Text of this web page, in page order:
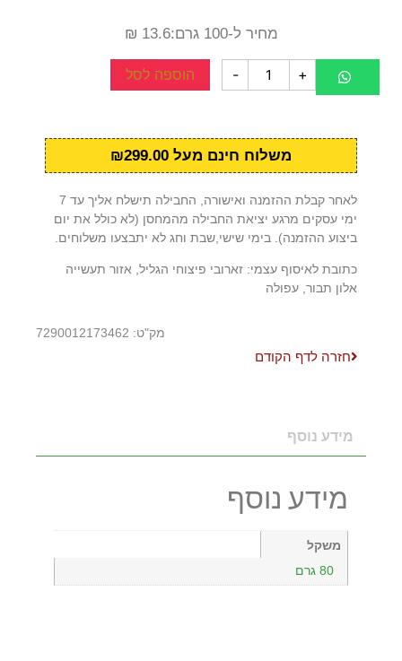
מחיר ל-100 גרם:13.6 ₪
- + הוספה לסל
משלוח חינם מעל ₪299.00
לאחר קבלת ההזמנה ואישורה, החבילה תישלח אליך עד 7
ימי עסקים מרגע יציאת החבילה מהמחסן (לא כולל את יום
ביצוע ההזמנה). בימי שישי,שבת וחג לא יתבצעו משלוחים.
כתובת לאיסוף עצמי: זארובי פיצוחי הגליל, אזור תעשייה
אלון תבור, עפולה
מק"ט: 7290012173462
חזרה לדף הקודם
מידע נוסף
מידע נוסף
משקל
80 גרם